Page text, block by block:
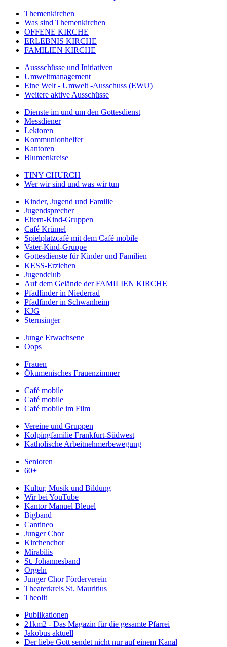
Themenkirchen
Was sind Themenkirchen
OFFENE KIRCHE
ERLEBNIS KIRCHE
FAMILIEN KIRCHE
Aussschüsse und Initiativen
Umweltmanagement
Eine Welt - Umwelt -Ausschuss (EWU)
Weitere aktive Ausschüsse
Dienste im und um den Gottesdienst
Messdiener
Lektoren
Kommunionhelfer
Kantoren
Blumenkreise
TINY CHURCH
Wer wir sind und was wir tun
Kinder, Jugend und Familie
Jugendsprecher
Eltern-Kind-Gruppen
Café Krümel
Spielplatzcafé mit dem Café mobile
Vater-Kind-Gruppe
Gottesdienste für Kinder und Familien
KESS-Erziehen
Jugendclub
Auf dem Gelände der FAMILIEN KIRCHE
Pfadfinder in Niederrad
Pfadfinder in Schwanheim
KJG
Sternsinger
Junge Erwachsene
Oops
Frauen
Ökumenisches Frauenzimmer
Café mobile
Café mobile
Café mobile im Film
Vereine und Gruppen
Kolpingfamilie Frankfurt-Südwest
Katholische Arbeitnehmerbewegung
Senioren
60+
Kultur, Musik und Bildung
Wir bei YouTube
Kantor Manuel Bleuel
Bigband
Cantineo
Junger Chor
Kirchenchor
Mirabilis
St. Johannesband
Orgeln
Junger Chor Förderverein
Theaterkreis St. Mauritius
Theolit
Publikationen
21km2 - Das Magazin für die gesamte Pfarrei
Jakobus aktuell
Der liebe Gott sendet nicht nur auf einem Kanal